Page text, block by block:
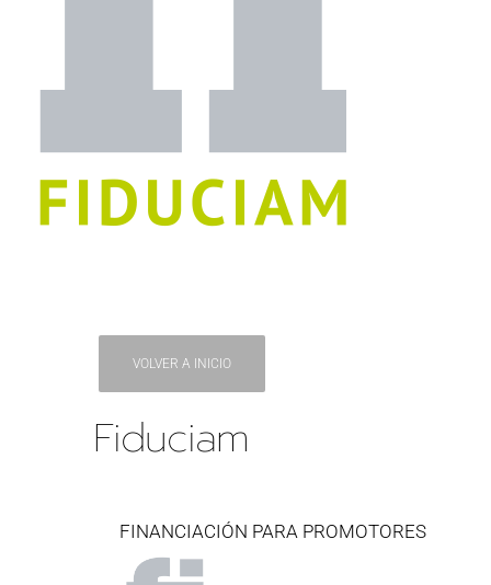
VOLVER A INICIO
Fiduciam
FINANCIACIÓN PARA PROMOTORES